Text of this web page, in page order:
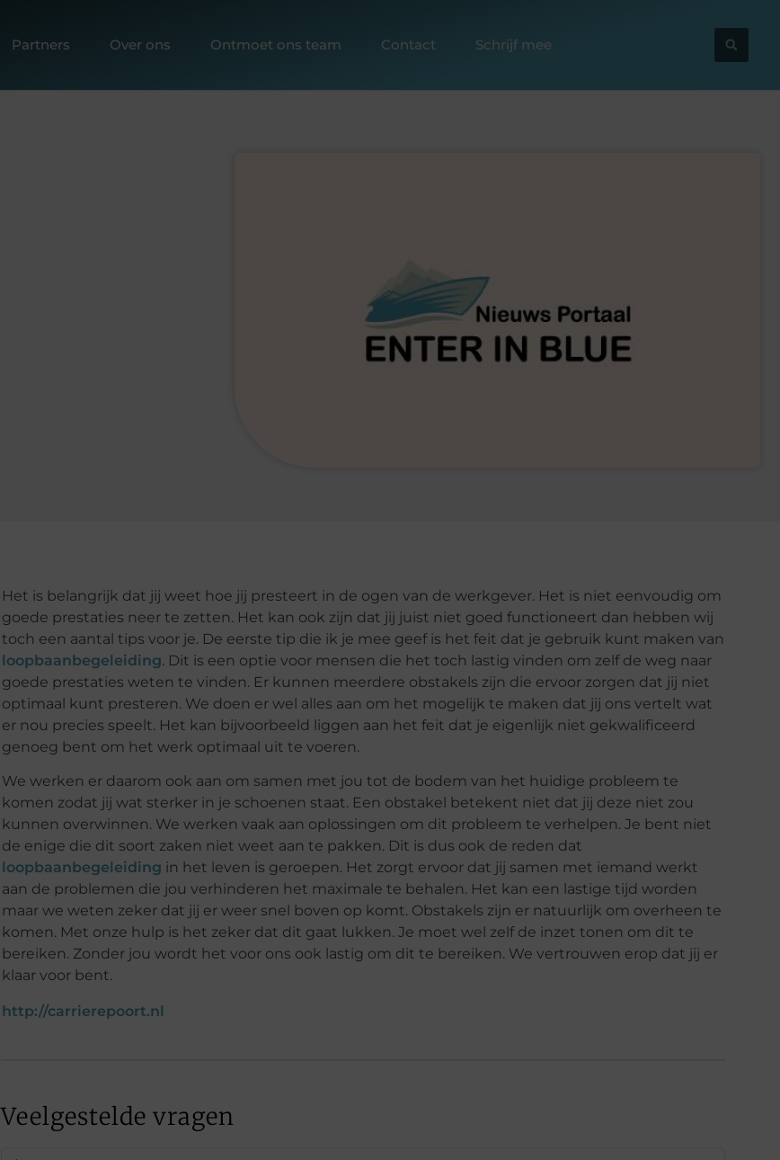
Partners Over ons Ontmoet ons team Contact Schrijf mee
Het is belangrijk dat jij weet hoe jij presteert in de ogen van de werkgever. Het is niet eenvoudig om
goede prestaties neer te zetten. Het kan ook zijn dat jij juist niet goed functioneert dan hebben wij
toch een aantal tips voor je. De eerste tip die ik je mee geef is het feit dat je gebruik kunt maken van
loopbaanbegeleiding. Dit is een optie voor mensen die het toch lastig vinden om zelf de weg naar
goede prestaties weten te vinden. Er kunnen meerdere obstakels zijn die ervoor zorgen dat jij niet
optimaal kunt presteren. We doen er wel alles aan om het mogelijk te maken dat jij ons vertelt wat
er nou precies speelt. Het kan bijvoorbeeld liggen aan het feit dat je eigenlijk niet gekwalificeerd
genoeg bent om het werk optimaal uit te voeren.
We werken er daarom ook aan om samen met jou tot de bodem van het huidige probleem te
komen zodat jij wat sterker in je schoenen staat. Een obstakel betekent niet dat jij deze niet zou
kunnen overwinnen. We werken vaak aan oplossingen om dit probleem te verhelpen. Je bent niet
de enige die dit soort zaken niet weet aan te pakken. Dit is dus ook de reden dat
loopbaanbegeleiding in het leven is geroepen. Het zorgt ervoor dat jij samen met iemand werkt
aan de problemen die jou verhinderen het maximale te behalen. Het kan een lastige tijd worden
maar we weten zeker dat jij er weer snel boven op komt. Obstakels zijn er natuurlijk om overheen te
komen. Met onze hulp is het zeker dat dit gaat lukken. Je moet wel zelf de inzet tonen om dit te
bereiken. Zonder jou wordt het voor ons ook lastig om dit te bereiken. We vertrouwen erop dat jij er
klaar voor bent.
http://carrierepoort.nl
Veelgestelde vragen